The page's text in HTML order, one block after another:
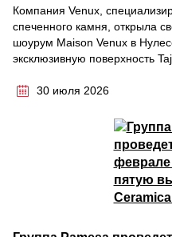
Компания Venux,
спеченного камня, открыла
шоурум Maison Venux в
эксклюзивную поверхность
30 июля 2026